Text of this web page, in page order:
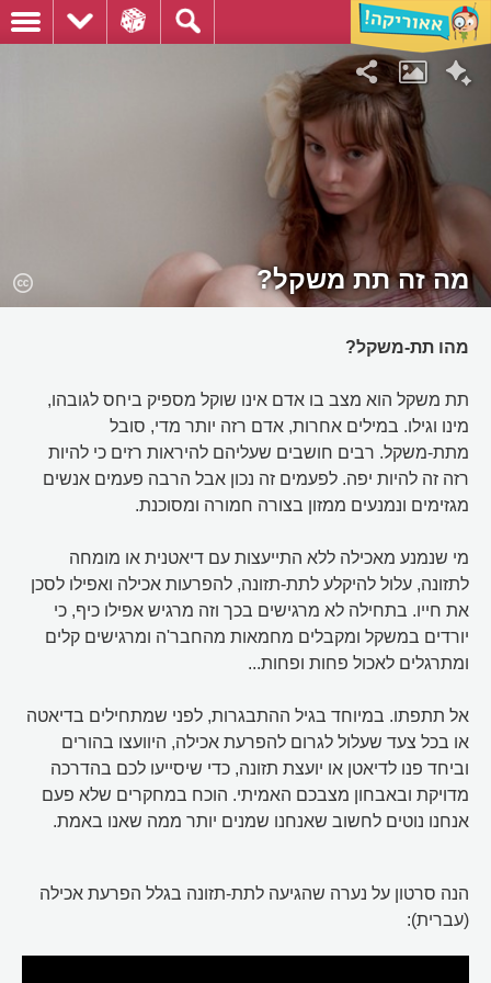
מה זה תת משקל?
מהו תת-משקל?
תת משקל הוא מצב בו אדם אינו שוקל מספיק ביחס לגובהו,
מינו וגילו. במילים אחרות, אדם רזה יותר מדי, סובל
מתת-משקל. רבים חושבים שעליהם להיראות רזים כי להיות
רזה זה להיות יפה. לפעמים זה נכון אבל הרבה פעמים אנשים
מגזימים ונמנעים ממזון בצורה חמורה ומסוכנת.
מי שנמנע מאכילה ללא התייעצות עם דיאטנית או מומחה
לתזונה, עלול להיקלע לתת-תזונה, להפרעות אכילה ואפילו לסכן
את חייו. בתחילה לא מרגישים בכך וזה מרגיש אפילו כיף, כי
יורדים במשקל ומקבלים מחמאות מהחבר'ה ומרגישים קלים
ומתרגלים לאכול פחות ופחות...
אל תתפתו. במיוחד בגיל ההתבגרות, לפני שמתחילים בדיאטה
או בכל צעד שעלול לגרום להפרעת אכילה, היוועצו בהורים
וביחד פנו לדיאטן או יועצת תזונה, כדי שיסייעו לכם בהדרכה
מדויקת ובאבחון מצבכם האמיתי. הוכח במחקרים שלא פעם
אנחנו נוטים לחשוב שאנחנו שמנים יותר ממה שאנו באמת.
הנה סרטון על נערה שהגיעה לתת-תזונה בגלל הפרעת אכילה
(עברית):